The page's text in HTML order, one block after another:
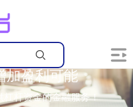
加盈利可能
杆资金的金融服务！